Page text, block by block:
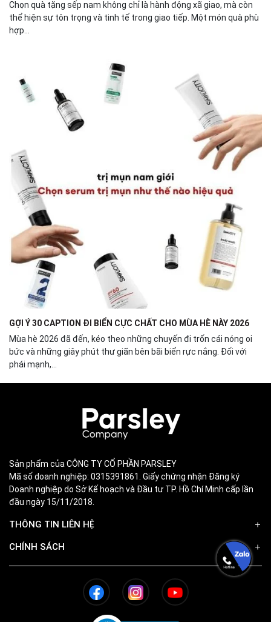
Chọn quà tặng sếp nam không chỉ là hành động xã giao, mà còn
thể hiện sự tôn trọng và tinh tế trong giao tiếp. Một món quà phù
hợp...
GỢI Ý 30 CAPTION ĐI BIỂN CỰC CHẤT CHO MÙA HÈ NÀY 2026
Mùa hè 2026 đã đến, kéo theo những chuyến đi trốn cái nóng oi
bức và những giây phút thư giãn bên bãi biển rực nắng. Đối với
phái mạnh,...
Sản phẩm của CÔNG TY CỔ PHẦN PARSLEY
Mã số doanh nghiệp: 0315391861. Giấy chứng nhận Đăng ký
Doanh nghiệp do Sở Kế hoạch và Đầu tư TP. Hồ Chí Minh cấp lần
đầu ngày 15/11/2018.
THÔNG TIN LIÊN HỆ
CHÍNH SÁCH